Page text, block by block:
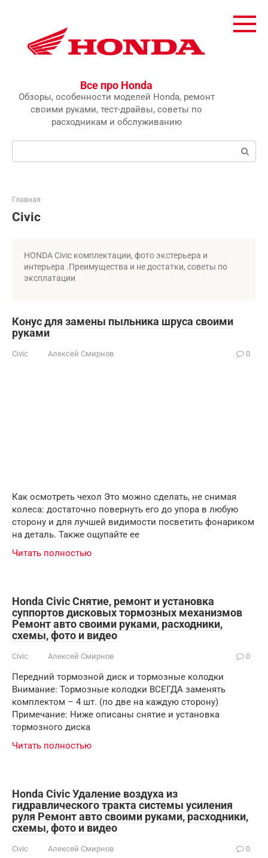
Все про Honda
Обзоры, особенности моделей Honda, ремонт
своими руками, тест-драйвы, советы по
расходникам и обслуживанию
Главная
Civic
HONDA Civic комплектации, фото экстерьера и
интерьера .Преимущества и не достатки, советы по
эксплатации
Конус для замены пыльника шруса своими
руками
Civic Алексей Смирнов 0
Как осмотреть чехол Это можно сделать, не снимая
колеса: достаточно повернуть его до упора в любую
сторону и для лучшей видимости посветить фонариком
на деталь. Также ощупайте ее
Читать полностью
Honda Civic Снятие, ремонт и установка
суппортов дисковых тормозных механизмов
Ремонт авто своими руками, расходники,
схемы, фото и видео
Civic Алексей Смирнов 0
Передний тормозной диск и тормозные колодки
Внимание: Тормозные колодки ВСЕГДА заменять
комплектом – 4 шт. (по две на каждую сторону)
Примечание: Ниже описаны снятие и установка
тормозного диска
Читать полностью
Honda Civic Удаление воздуха из
гидравлического тракта системы усиления
руля Ремонт авто своими руками, расходники,
схемы, фото и видео
Civic Алексей Смирнов 0